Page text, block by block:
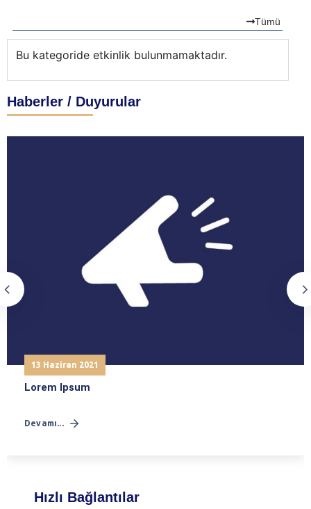
Tümü
Bu kategoride etkinlik bulunmamaktadır.
Haberler / Duyurular
13 Haziran 2021
Lorem Ipsum
Devamı...
Hızlı Bağlantılar